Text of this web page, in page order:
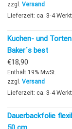
zzgl. Versand
Lieferzeit: ca. 3-4
Kuchen- und
Baker´s best
€18,90
Enthält 19% MwSt.
zzgl. Versand
Lieferzeit: ca. 3-4
Dauerbackfolie